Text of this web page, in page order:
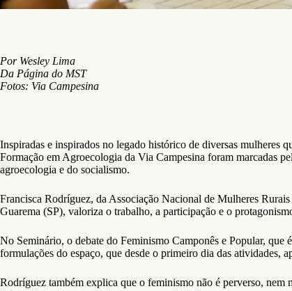
Por Wesley Lima
Da Página do MST
Fotos: Via Campesina
Inspiradas e inspirados no legado histórico de diversas mulheres
Formação em Agroecologia da Via Campesina foram marcadas
agroecologia e do socialismo.
Francisca Rodríguez, da Associação Nacional de Mulheres
Guarema (SP), valoriza o trabalho, a participação e o
No Seminário, o debate do Feminismo Camponês e Popular,
formulações do espaço, que desde o primeiro dia das atividades,
Rodríguez também explica que o feminismo não é perverso, nem